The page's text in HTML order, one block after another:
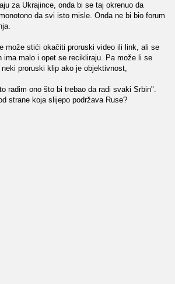
za Ukrajince, onda bi se taj okrenuo da
da svi isto misle. Onda ne bi bio forum
može stići okačiti proruski video ili link, ali se
ima malo i opet se recikliraju. Pa može li se
proruski klip ako je objektivnost,
radim ono što bi trebao da radi svaki Srbin".
strane koja slijepo podržava Ruse?